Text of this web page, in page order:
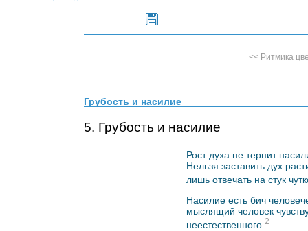
<< Ритмика
Грубость и насилие
5. Грубость и насилие
Рост духа не терпит
Нельзя заставить дух
лишь отвечать на стук
Насилие есть бич
мыслящий человек
неестественного 2